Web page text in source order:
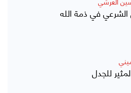
الشرعي في ذمة الله
للجدل